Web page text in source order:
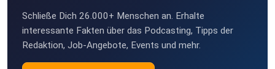
Schließe Dich 26.000+ Menschen an. Erhalte
interessante Fakten über das Podcasting, Tipps der
Redaktion, Job-Angebote, Events und mehr.